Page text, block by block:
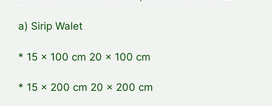
a) Sirip Walet
* 15 x 100 cm 20 x 100 cm
* 15 x 200 cm 20 x 200 cm